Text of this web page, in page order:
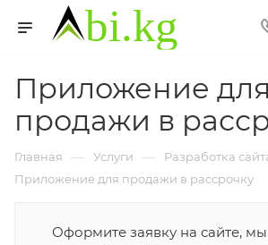
Приложение для
продажи в
Главная — Услуги — Разработка
Приложение для продажи в рассрочку
Оформите заявку на сайте,